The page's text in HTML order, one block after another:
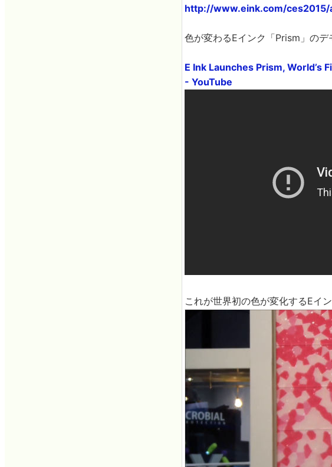
http://www.eink.com/
色が変わるEインク「Prism」のデ
E Ink Launches Prism,
- YouTube
これが世界初の色が変化するEイ